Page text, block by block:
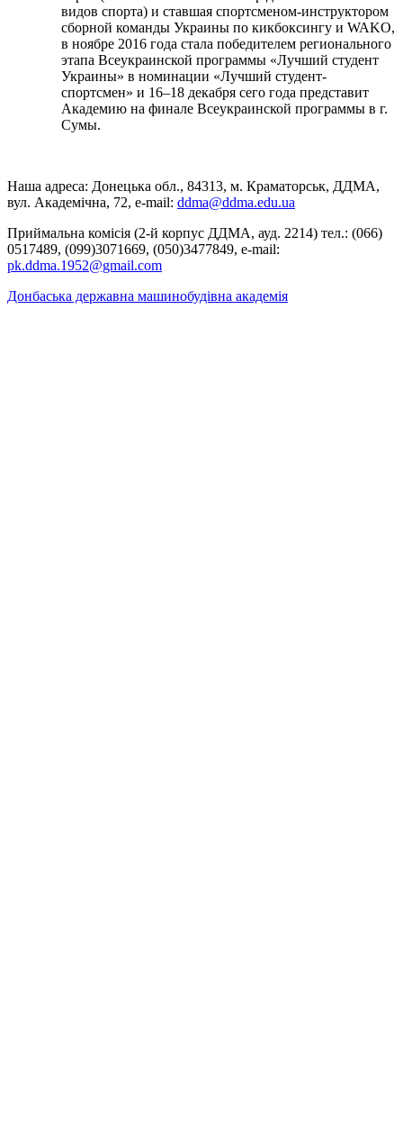
видов спорта) и ставшая спортсменом-инструктором
сборной команды Украины по кикбоксингу и WAKO,
в ноябре 2016 года стала победителем регионального
этапа Всеукраинской программы «Лучший студент
Украины» в номинации «Лучший студент-
спортсмен» и 16–18 декабря сего года представит
Академию на финале Всеукраинской программы в г.
Сумы.
Наша адреса: Донецька обл., 84313, м. Краматорськ, ДДМА,
вул. Академічна, 72, е-mail: ddma@ddma.edu.ua
Приймальна комісія (2-й корпус ДДМА, ауд. 2214) тел.: (066)
0517489, (099)3071669, (050)3477849, e-mail:
pk.ddma.1952@gmail.com
Донбаська державна машинобудівна академія